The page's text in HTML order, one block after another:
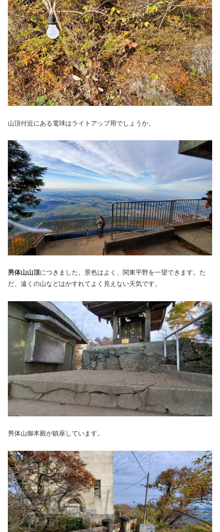
山頂付近にある電球はライトアップ用でしょうか。
男体山山頂につきました。景色はよく、関東平野を一望できます。た
だ、遠くの山などはかすれてよく見えない天気です。
男体山御本殿が鎮座しています。